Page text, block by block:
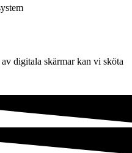
digitala skärmar kan vi sköta